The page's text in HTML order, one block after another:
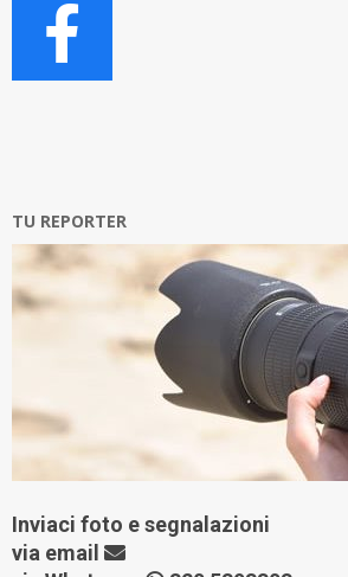
TU REPORTER
Inviaci foto e segnalazioni
via email